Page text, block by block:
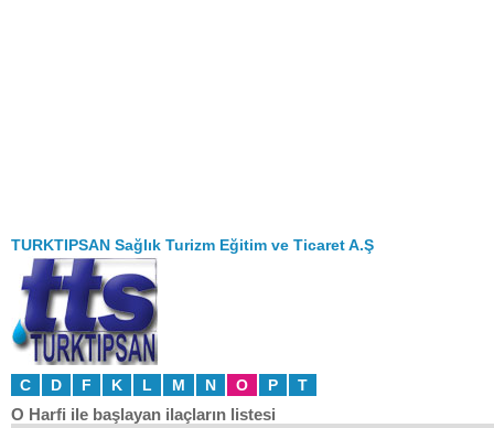
TURKTIPSAN Sağlık Turizm Eğitim ve Ticaret A.Ş
C D F K L M N O P T
O Harfi ile başlayan ilaçların listesi